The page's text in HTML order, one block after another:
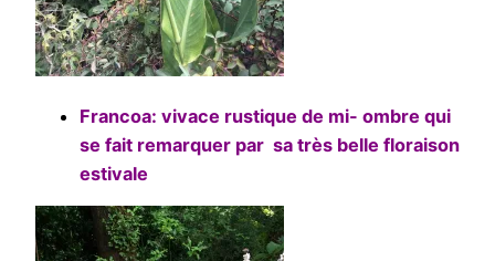
Francoa: vivace rustique de mi- ombre qui
se fait remarquer par sa très belle floraison
estivale